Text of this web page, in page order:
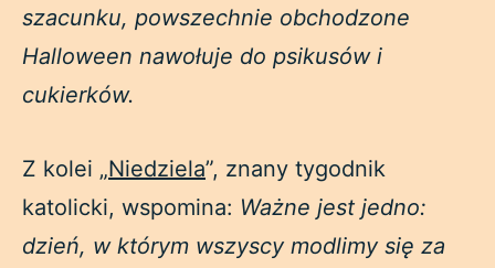
szacunku, powszechnie obchodzone
Halloween nawołuje do psikusów i
cukierków.
Z kolei „Niedziela”, znany tygodnik
katolicki, wspomina: Ważne jest jedno:
dzień, w którym wszyscy modlimy się za